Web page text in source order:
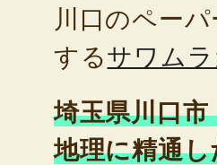
川口のペー
するサワム
埼玉県川口
地理に精通